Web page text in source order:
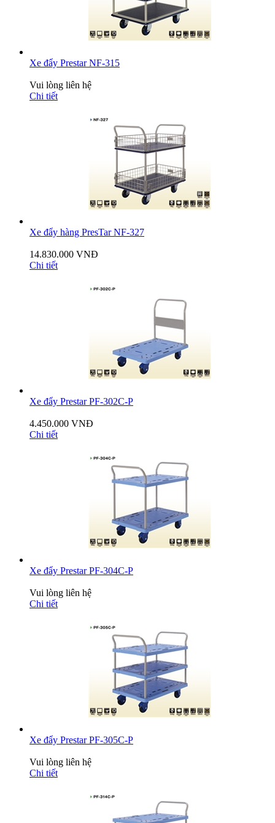
Xe đẩy Prestar NF-315
Vui lòng liên hệ
Chi tiết
Xe đẩy hàng PresTar NF-327
14.830.000 VNĐ
Chi tiết
Xe đẩy Prestar PF-302C-P
4.450.000 VNĐ
Chi tiết
Xe đẩy Prestar PF-304C-P
Vui lòng liên hệ
Chi tiết
Xe đẩy Prestar PF-305C-P
Vui lòng liên hệ
Chi tiết